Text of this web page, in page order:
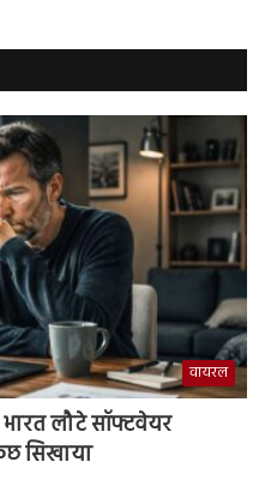
वायरल
लौटे सॉफ्टवेयर
सिखाया